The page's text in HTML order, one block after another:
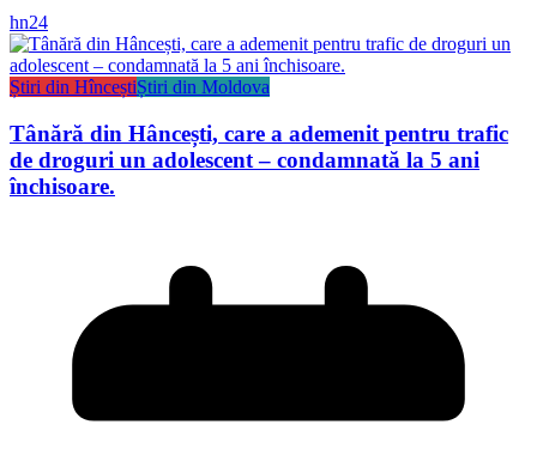
hn24
Știri din HînceștiȘtiri din Moldova
Tânără din Hâncești, care a ademenit pentru trafic
de droguri un adolescent – condamnată la 5 ani
închisoare.